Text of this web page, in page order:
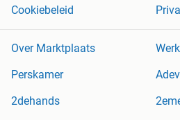
Cookiebeleid
Over Marktplaats
Perskamer
2dehands